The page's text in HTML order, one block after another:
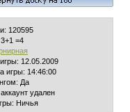
120595
=4
12.05.2009
игры: 14:46:00
Да
удален
Ничья